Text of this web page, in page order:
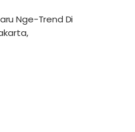
Nge-Trend Di